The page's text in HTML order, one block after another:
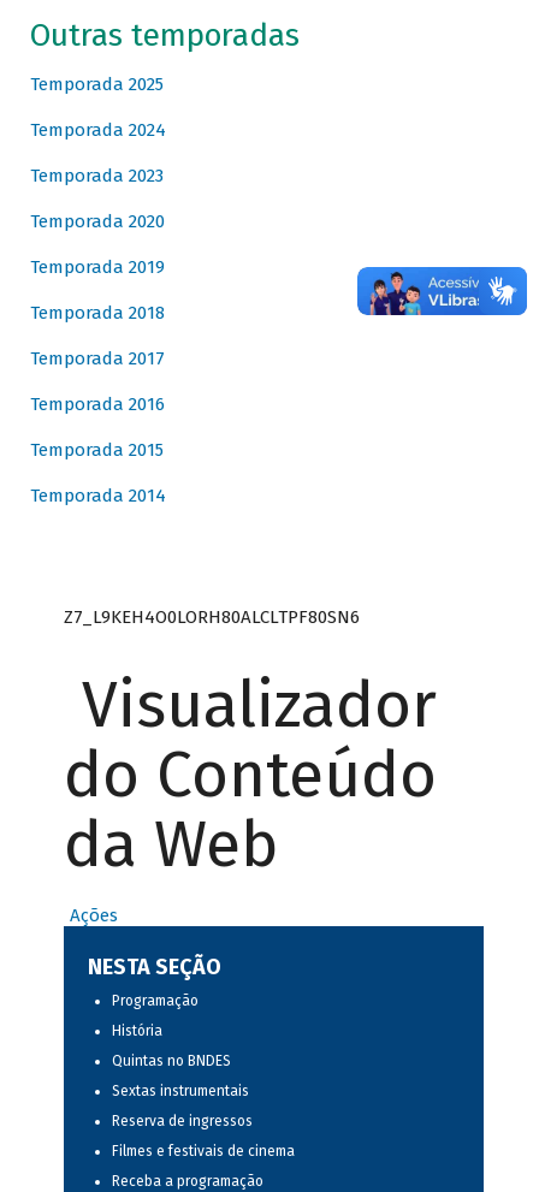
Outras temporadas
Temporada 2025
Temporada 2024
Temporada 2023
Temporada 2020
Temporada 2019
Temporada 2018
Temporada 2017
Temporada 2016
Temporada 2015
Temporada 2014
Z7_L9KEH4O0LORH80ALCLTPF80SN6
Visualizador
do Conteúdo
da Web
Ações
NESTA SEÇÃO
Programação
História
Quintas no BNDES
Sextas instrumentais
Reserva de ingressos
Filmes e festivais de cinema
Receba a programação